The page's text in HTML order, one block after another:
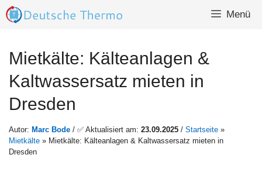
Zum
Inhalt
Menü
Mietkälte: Kälteanlagen &
Kaltwassersatz mieten in
Dresden
Autor: Marc Bode / ✅ Aktualisiert am: 23.09.2025 / Startseite »
Mietkälte » Mietkälte: Kälteanlagen & Kaltwassersatz mieten in
Dresden